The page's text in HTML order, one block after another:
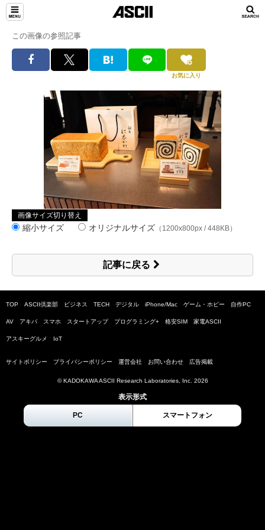
この画像の参照記事
お気に入り
画像サイズ切り替え
縮小サイズ オリジナルサイズ （1200x800px / 448KB）
記事に戻る
TOP ASCII倶楽部 ビジネス TECH デジタル iPhone/Mac ゲーム・ホビー 自作PC
AV アキバ スマホ スタートアップ プログラミング+ 格安SIM 家電ASCII
アスキーグルメ IoT
サイトポリシー プライバシーポリシー 運営会社 お問い合わせ 広告掲載
© KADOKAWA ASCII Research Laboratories, Inc. 2026
表示形式
PC スマートフォン